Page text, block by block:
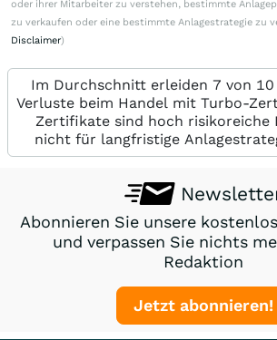
oder ihrer Mitarbeiter zu verstehen, bestimmte
zu verkaufen oder eine bestimmte Anlagestrategie zu
Disclaimer)
Im Durchschnitt erleiden 7 von
Verluste beim Handel mit Turbo-
Zertifikate sind hoch risikoreiche
nicht für langfristige
Abonnieren Sie unsere
und verpassen Sie nichts
Redaktion
Jetzt abonnieren!